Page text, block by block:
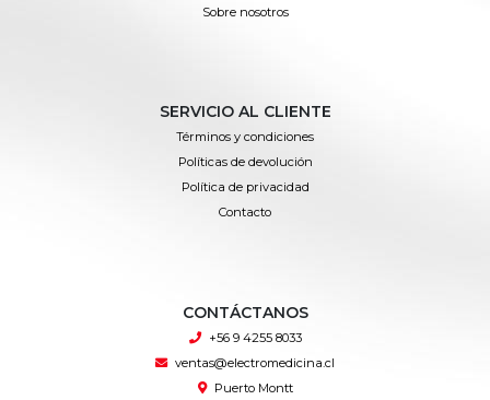
Sobre nosotros
SERVICIO AL CLIENTE
Términos y condiciones
Políticas de devolución
Política de privacidad
Contacto
CONTÁCTANOS
+56 9 4255 8033
ventas@electromedicina.cl
Puerto Montt